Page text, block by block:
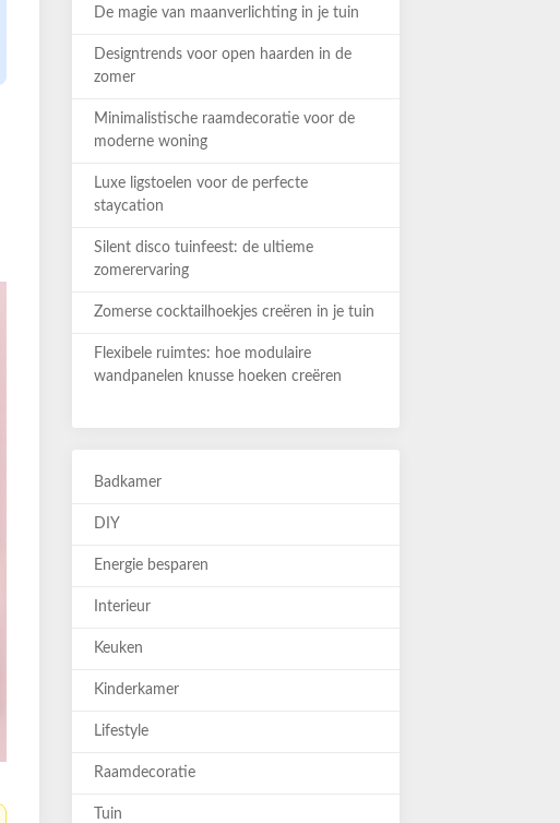
De magie van maanverlichting in je tuin
Designtrends voor open haarden in de
zomer
Minimalistische raamdecoratie voor de
moderne woning
Luxe ligstoelen voor de perfecte
staycation
Silent disco tuinfeest: de ultieme
zomerervaring
Zomerse cocktailhoekjes creëren in je tuin
Flexibele ruimtes: hoe modulaire
wandpanelen knusse hoeken creëren
Badkamer
DIY
Energie besparen
Interieur
Keuken
Kinderkamer
Lifestyle
Raamdecoratie
Tuin